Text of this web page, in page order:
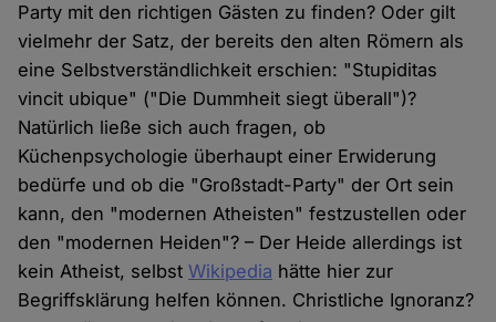
Party mit den richtigen Gästen zu finden? Oder gilt
vielmehr der Satz, der bereits den alten Römern als
eine Selbstverständlichkeit erschien: "Stupiditas
vincit ubique" ("Die Dummheit siegt überall")?
Natürlich ließe sich auch fragen, ob
Küchenpsychologie überhaupt einer Erwiderung
bedürfe und ob die "Großstadt-Party" der Ort sein
kann, den "modernen Atheisten" festzustellen oder
den "modernen Heiden"? – Der Heide allerdings ist
kein Atheist, selbstWikipedia hätte hier zur
Begriffsklärung helfen können. Christliche Ignoranz?